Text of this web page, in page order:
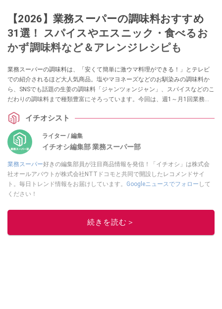
【2026】業務スーパーの調味料おすすめ
31選！ スパイスやエスニック・食べるお
かず調味料など＆アレンジレシピも
業務スーパーの調味料は、「安くて簡単に激ウマ料理ができる！」とテレビ
での紹介されるほど大人気商品。塩やマヨネーズなどのお馴染みの調味料か
ら、SNSでも話題の生姜の調味料「ジャンツォンジャン」、スパイスなどのこ
だわりの調味料まで種類豊富にそろっています。今回は、週1～月1回業務ス
味や値段・コスパ、簡単アレンジレシピをまとめました。
イチオシスト
ライター / 編集
イチオシ編集部 業務スーパー部
業務スーパー好きの編集部員が注目商品情報を発信！「イチオシ」は株式会
社オールアバウトが株式会社NTTドコモと共同で開設したレコメンドサイ
ト。毎日トレンド情報をお届けしています。 Googleニュースでフォロー して
ください！
このイチオシストの他の記事を読む
続きを読む＞